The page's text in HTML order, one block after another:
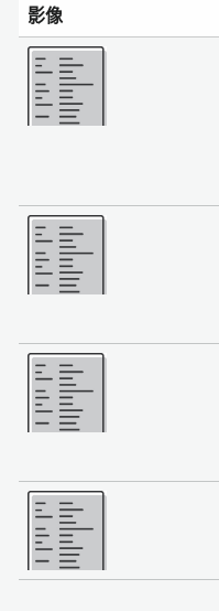
影像
更多
更多
更多
更多